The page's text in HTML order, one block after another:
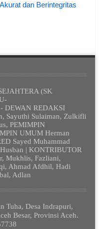
dan Berintegritas
(SK
DEWAN REDAKSI
Sayuthi Sulaiman, Zulkifli
PEMIMPIN
UMUM Herman
Sayed Muhammad
| KONTRIBUTOR
Mukhlis, Fazliani,
Ahmad Afdhil, Hadi
Adlan
Tuha, Desa Indrapuri,
Besar, Provinsi Aceh.